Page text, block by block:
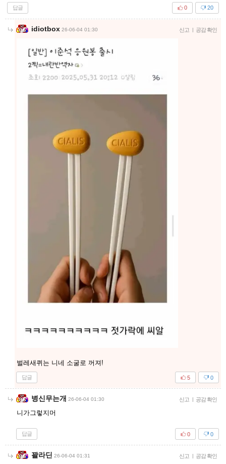
답글 20
0
idiotbox 26-06-04 01:30 신고 | 공감 확인
벌레새퀴는 니네 소굴로 꺼져!
답글 0
5
병신무는개 26-06-04 01:30 신고 | 공감 확인
니가그렇지머
답글 0
0
꽐라딘 26-06-04 01:31 신고 | 공감 확인